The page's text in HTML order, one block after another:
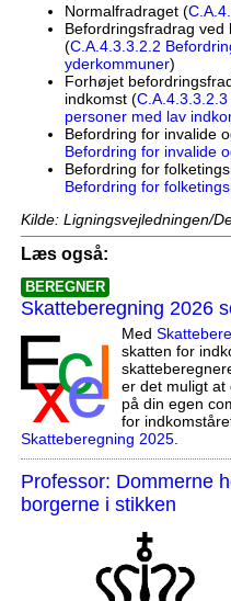
Normalfradraget (
Befordringsfradrag
(C.A.4.3.3.2.2
yderkommuner)
Forhøjet
indkomst (
personer med lav
Befordring for invalide
Befordring for invalide
Befordring for
Befordring for
Kilde: Ligningsvejledningen/
Læs også:
BEREGNER
Skatteberegning 2026
Med
skatten for
er det muligt at
på din egen
for
Skatteberegning 2025.
Professor: Dommerne
borgerne i stikken